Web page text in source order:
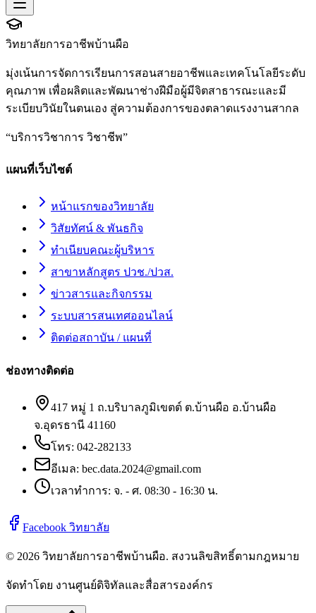
วิทยาลัยการอาชีพบ้านผือ
มุ่งเน้นการจัดการเรียนการสอนสายอาชีพและเทคโนโลยีระดับ
คุณภาพ เพื่อผลิตและพัฒนาช่างฝีมือผู้มีจิตสาธารณะและมี
ระเบียบวินัยในตนเอง สู่ความต้องการของตลาดแรงงานสากล
“บริการวิชาการ วิชาชีพ”
แผนที่เว็บไซต์
หน้าแรกของวิทยาลัย
วิสัยทัศน์ & พันธกิจ
ทำเนียบคณะผู้บริหาร
สาขาหลักสูตร ปวช./ปวส.
ข่าวสารและกิจกรรม
ระบบสารสนเทศออนไลน์
ติดต่อสถาบัน / แผนที่
ช่องทางติดต่อ
417 หมู่ 1 ถ.บริบาลภูมิเขตต์ ต.บ้านผือ อ.บ้านผือ
จ.อุดรธานี 41160
โทร: 042-282133
อีเมล: bec.data.2024@gmail.com
เวลาทำการ: จ. - ศ. 08:30 - 16:30 น.
Facebook วิทยาลัย
© 2026 วิทยาลัยการอาชีพบ้านผือ. สงวนลิขสิทธิ์ตามกฎหมาย
จัดทำโดย งานศูนย์ดิจิทัลและสื่อสารองค์กร